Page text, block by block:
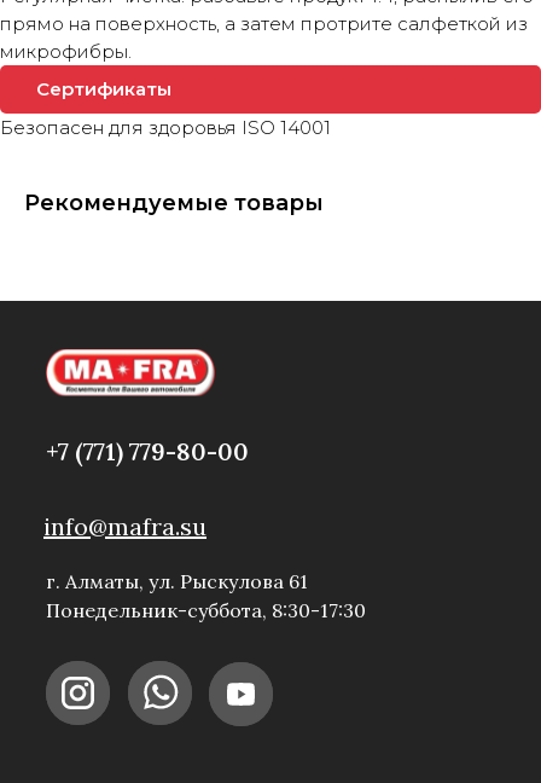
прямо на поверхность, а затем протрите салфеткой из
микрофибры.
Сертификаты
Безопасен для здоровья ISO 14001
Рекомендуемые товары
+7 (771) 779-80-00
info@mafra.su
г. Алматы, ул. Рыскулова 61
Понедельник-суббота, 8:30-17:30